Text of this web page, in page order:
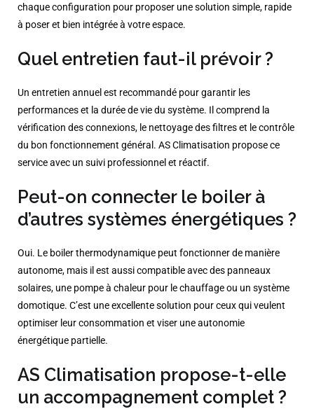
chaque configuration pour proposer une solution simple, rapide
à poser et bien intégrée à votre espace.
Quel entretien faut-il prévoir ?
Un entretien annuel est recommandé pour garantir les
performances et la durée de vie du système. Il comprend la
vérification des connexions, le nettoyage des filtres et le contrôle
du bon fonctionnement général. AS Climatisation propose ce
service avec un suivi professionnel et réactif.
Peut-on connecter le boiler à
d’autres systèmes énergétiques ?
Oui. Le boiler thermodynamique peut fonctionner de manière
autonome, mais il est aussi compatible avec des panneaux
solaires, une pompe à chaleur pour le chauffage ou un système
domotique. C’est une excellente solution pour ceux qui veulent
optimiser leur consommation et viser une autonomie
énergétique partielle.
AS Climatisation propose-t-elle
un accompagnement complet ?